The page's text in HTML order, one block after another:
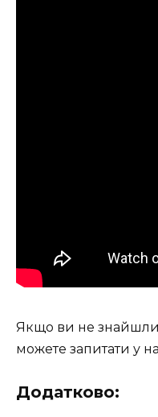
Якщо ви не знайшли
можете запитати у
Додатково: